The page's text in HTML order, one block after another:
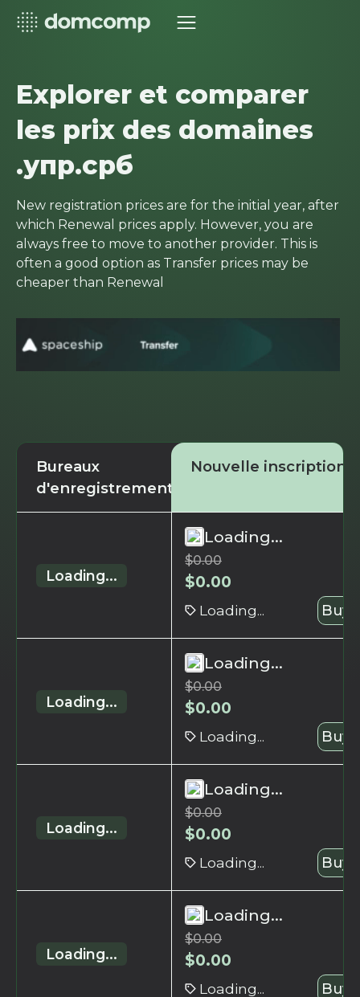
Explorer et comparer
les prix des domaines
.упр.срб
New registration prices are for the initial year, after
which Renewal prices apply. However, you are
always free to move to another provider. This is
often a good option as Transfer prices may be
cheaper than Renewal
Bureaux
d'enregistrement
Nouvelle inscription
Loading...
Loading...
$0.00
$0.00
Loading... Buy
Loading...
Loading...
$0.00
$0.00
Loading... Buy
Loading...
Loading...
$0.00
$0.00
Loading... Buy
Loading...
Loading...
$0.00
$0.00
Loading... Buy